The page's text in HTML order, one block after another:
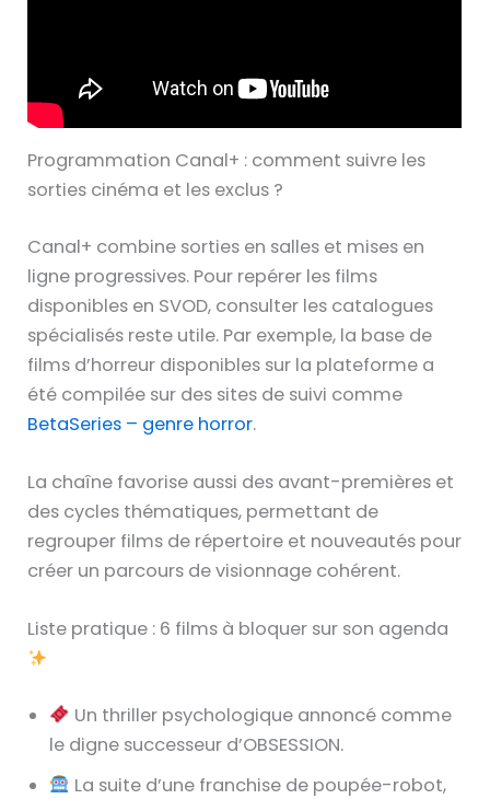
Programmation Canal+ : comment suivre les
sorties cinéma et les exclus ?
Canal+ combine sorties en salles et mises en
ligne progressives. Pour repérer les films
disponibles en SVOD, consulter les catalogues
spécialisés reste utile. Par exemple, la base de
films d’horreur disponibles sur la plateforme a
été compilée sur des sites de suivi comme
BetaSeries – genre horror.
La chaîne favorise aussi des avant-premières et
des cycles thématiques, permettant de
regrouper films de répertoire et nouveautés pour
créer un parcours de visionnage cohérent.
Liste pratique : 6 films à bloquer sur son agenda
Un thriller psychologique annoncé comme
le digne successeur d’OBSESSION.
La suite d’une franchise de poupée-robot,